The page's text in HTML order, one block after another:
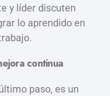
y líder discuten
lo aprendido en
continua
paso, es un